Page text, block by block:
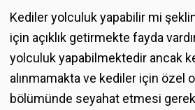
Kediler yolculuk yapabilir mi
için açıklık getirmekte fayda
yolculuk yapabilmektedir ancak
alınmamakta ve kediler için özel
bölümünde seyahat etmesi